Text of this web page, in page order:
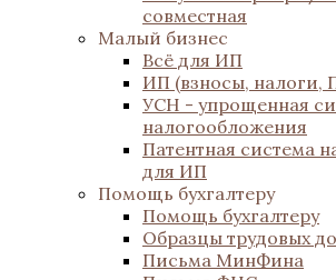
совместная
Малый бизнес
Всё для ИП
ИП (взносы, налоги,
УСН - упрощенная
налогообложения
Патентная система
для ИП
Помощь бухгалтеру
Помощь бухгалтеру
Образцы трудовых
Письма МинФина